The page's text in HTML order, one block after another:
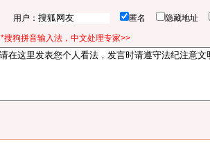
用户： 匿名 隐藏地址
*搜狗拼音输入法，中文处理专家>>